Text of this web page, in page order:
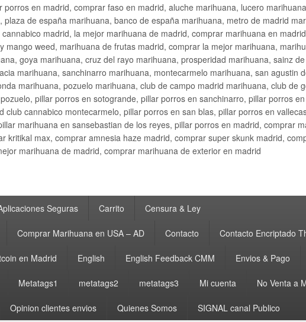
en madrid, comprar faso en madrid, aluche marihuana, lucero
de españa marihuana, banco de españa marihuana, metro de madrid
madrid, la mejor marihuana de madrid, comprar marihuana en
mango weed, marihuana de frutas madrid, comprar la mejor marihuana,
goya marihuana, cruz del rayo marihuana, prosperidad marihuana, sainz
marihuana, sanchinarro marihuana, montecarmelo marihuana, san agustin
marihuana, pozuelo marihuana, club de campo madrid marihuana, club de
pillar porros en sotogrande, pillar porros en sanchinarro, pillar porros
club cannabico montecarmelo, pillar porros en san blas, pillar porros en
marihuana en sansebastian de los reyes, pillar porros en madrid, comprar
kritikal max, comprar amnesia haze madrid, comprar super skunk madrid,
marihuana de madrid, comprar marihuana de exterior en madrid
Seguras Carrito Censura & Ley
Comprar Marihuana en USA – AD Contacto Contacto Encriptado
en Madrid English English Feedback CMM Envios & Pago
Metatags1 metatags2 metatags3 Mi cuenta No Venta a
Opinion clientes envios Quienes Somos SIGNAL canal Publico